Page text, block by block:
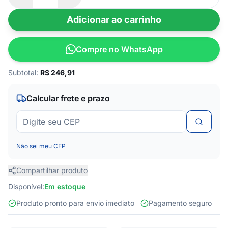
Adicionar ao carrinho
Compre no WhatsApp
Subtotal: R$246,91
Calcular frete e prazo
Não sei meu CEP
Compartilhar produto
Disponível:Em estoque
Produto pronto para envio imediato
Pagamento seguro